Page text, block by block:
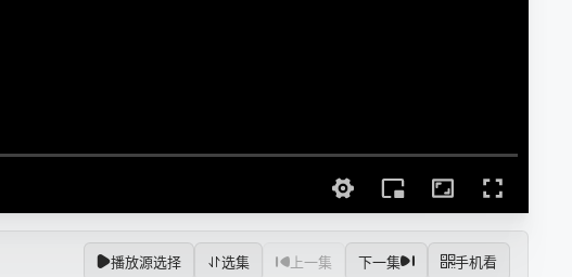
播放源选择 选集 上一集 下一集 手机看